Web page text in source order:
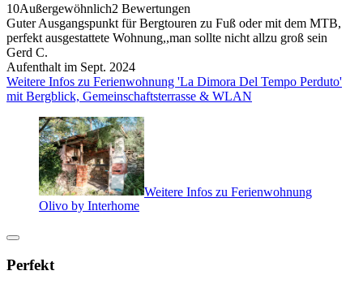
10Außergewöhnlich2 Bewertungen
Guter Ausgangspunkt für Bergtouren zu Fuß oder mit dem MTB,
perfekt ausgestattete Wohnung,,man sollte nicht allzu groß sein
Gerd C.
Aufenthalt im Sept. 2024
Weitere Infos zu Ferienwohnung 'La Dimora Del Tempo Perduto'
mit Bergblick, Gemeinschaftsterrasse & WLAN
Weitere Infos zu Ferienwohnung
Olivo by Interhome
Perfekt